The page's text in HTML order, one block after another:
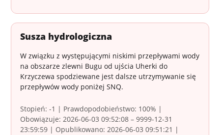
Susza hydrologiczna
W związku z występującymi niskimi przepływami wody
na obszarze zlewni Bugu od ujścia Uherki do
Krzyczewa spodziewane jest dalsze utrzymywanie się
przepływów wody poniżej SNQ.
Stopień: -1 | Prawdopodobieństwo: 100% |
Obowiązuje: 2026-06-03 09:52:08 – 9999-12-31
23:59:59 | Opublikowano: 2026-06-03 09:51:21 |